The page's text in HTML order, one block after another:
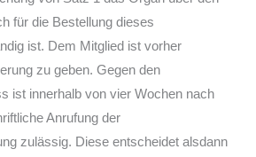
für die Bestellung dieses
ist. Dem Mitglied ist vorher
zu geben. Gegen den
ist innerhalb von vier Wochen nach
Anrufung der
zulässig. Diese entscheidet alsdann